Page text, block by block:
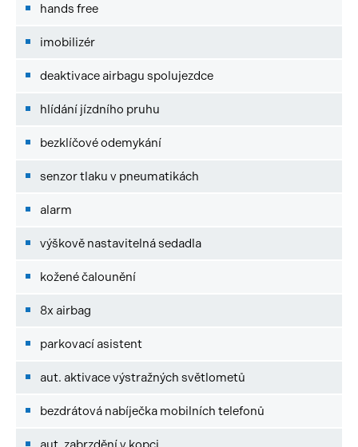
hands free
imobilizér
deaktivace airbagu spolujezdce
hlídání jízdního pruhu
bezklíčové odemykání
senzor tlaku v pneumatikách
alarm
výškově nastavitelná sedadla
kožené čalounění
8x airbag
parkovací asistent
aut. aktivace výstražných světlometů
bezdrátová nabíječka mobilních telefonů